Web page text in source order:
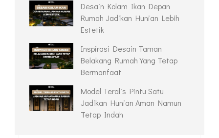
Desain Kolam Ikan Depan
Rumah Jadikan Hunian Lebih
Estetik
Inspirasi Desain Taman
Belakang Rumah Yang Tetap
Bermanfaat
Model Teralis Pintu Satu
Jadikan Hunian Aman Namun
Tetap Indah